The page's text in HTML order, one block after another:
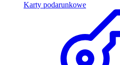
Karty podarunkowe